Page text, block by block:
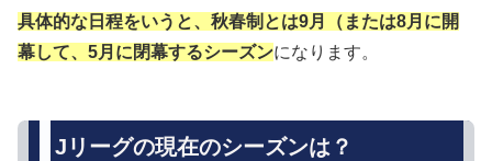
具体的な日程をいうと、 秋春制 とは9月（または8月に開
幕して、5月に閉幕するシーズンになります。
Jリーグの現在のシーズンは？